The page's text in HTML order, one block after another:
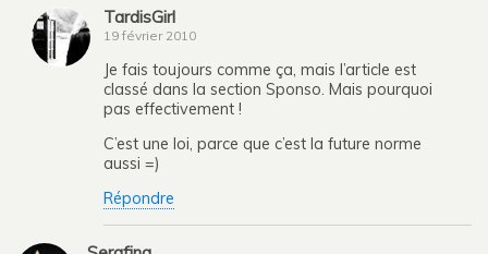
TardisGirl
19 février 2010
Je fais toujours comme ça, mais l’article est
classé dans la section Sponso. Mais pourquoi
pas effectivement !
C’est une loi, parce que c’est la future norme
aussi =)
Répondre